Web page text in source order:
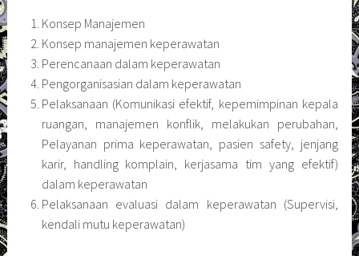
Konsep Manajemen
Konsep manajemen keperawatan
Perencanaan dalam keperawatan
Pengorganisasian dalam keperawatan
Pelaksanaan (Komunikasi efektif, kepemimpinan kepala
ruangan, manajemen konflik, melakukan perubahan,
Pelayanan prima keperawatan, pasien safety, jenjang
karir, handling komplain, kerjasama tim yang efektif)
dalam keperawatan
Pelaksanaan evaluasi dalam keperawatan (Supervisi,
kendali mutu keperawatan)